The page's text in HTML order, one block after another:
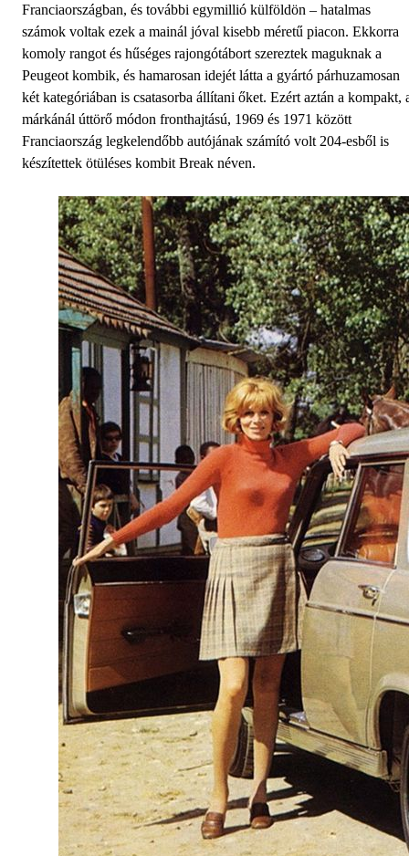
Franciaországban, és további egymillió külföldön – hatalmas
számok voltak ezek a mainál jóval kisebb méretű piacon. Ekkorra
komoly rangot és hűséges rajongótábort szereztek maguknak a
Peugeot kombik, és hamarosan idejét látta a gyártó párhuzamosan
két kategóriában is csatasorba állítani őket. Ezért aztán a kompakt,
márkánál úttörő módon fronthajtású, 1969 és 1971 között
Franciaország legkelendőbb autójának számító volt 204-esből is
készítettek ötüléses kombit Break néven.